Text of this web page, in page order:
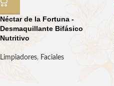
Néctar de la Fortuna -
Desmaquillante Bifásico
Nutritivo
Limpiadores, Faciales